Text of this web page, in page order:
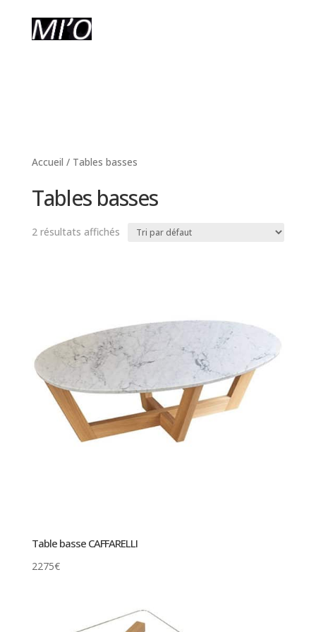
Accueil / Tables basses
Tables basses
2 résultats affichés
Table basse CAFFARELLI
2275€